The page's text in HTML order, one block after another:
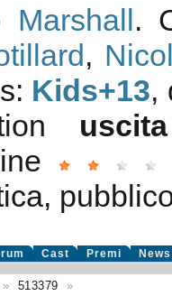
Marshall.
,
Kids+13,
Cast Premi News
» 513379 »